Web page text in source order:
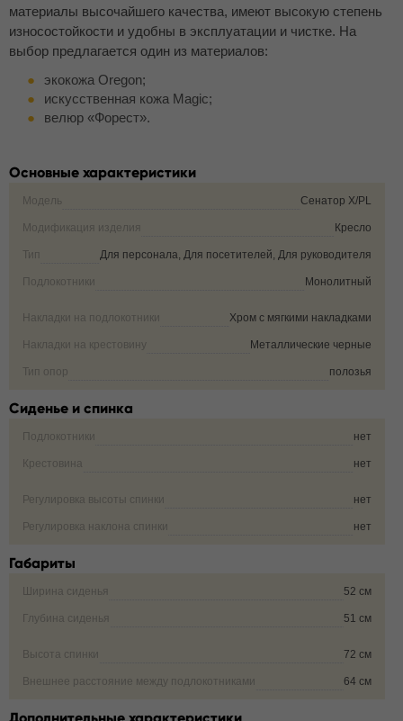
материалы высочайшего качества, имеют высокую степень
износостойкости и удобны в эксплуатации и чистке. На
выбор предлагается один из материалов:
экокожа Oregon;
искусственная кожа Magic;
велюр «Форест».
Основные характеристики
Модель Сенатор X/PL
Модификация изделия Кресло
Тип Для персонала, Для посетителей, Для руководителя
Подлокотники Монолитный
Накладки на подлокотники Хром с мягкими накладками
Накладки на крестовину Металлические черные
Тип опор полозья
Сиденье и спинка
Подлокотники нет
Крестовина нет
Регулировка высоты спинки нет
Регулировка наклона спинки нет
Габариты
Ширина сиденья 52 см
Глубина сиденья 51 см
Высота спинки 72 см
Внешнее расстояние между подлокотниками 64 см